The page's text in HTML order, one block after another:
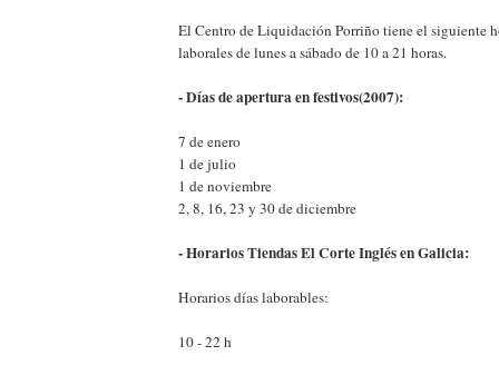
El Centro de Liquidación Porriño tiene el siguiente
laborales de lunes a sábado de 10 a 21 horas.
- Días de apertura en festivos(2007):
7 de enero
1 de julio
1 de noviembre
2, 8, 16, 23 y 30 de diciembre
- Horarios Tiendas El Corte Inglés en Galicia:
Horarios días laborables:
10 - 22 h